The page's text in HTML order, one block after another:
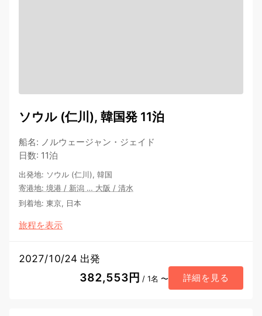
ソウル (仁川), 韓国発 11泊
船名: ノルウェージャン・ジェイド
日数: 11泊
出発地: ソウル (仁川), 韓国
寄港地: 境港 / 新潟 … 大阪 / 清水
到着地: 東京, 日本
旅程を表示
2027/10/24 出発
382,553円 / 1名 〜 詳細を見る